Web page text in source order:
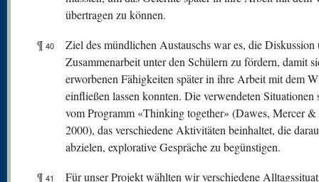
übertragen zu können.
¶ 40
Ziel des mündlichen Austauschs war es, die Diskussion
Zusammenarbeit unter den Schülern zu fördern, damit
erworbenen Fähigkeiten später in ihre Arbeit mit dem
einfließen lassen konnten. Die verwendeten Situationen
vom Programm «Thinking together» (Dawes, Mercer
2000), das verschiedene Aktivitäten beinhaltet, die
abzielen, explorative Gespräche zu begünstigen.
¶ 41
Für unser Projekt wählten wir verschiedene